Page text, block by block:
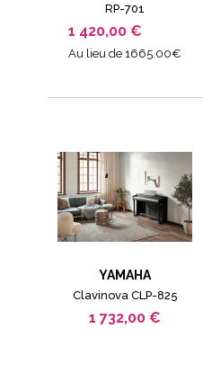
RP-701
1 420,00 €
Au lieu de 1665.00€
YAMAHA
Clavinova CLP-825
1 732,00 €